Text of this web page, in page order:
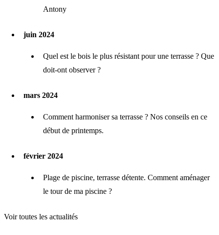
Antony
juin 2024
Quel est le bois le plus résistant pour une terrasse ? Que
doit-ont observer ?
mars 2024
Comment harmoniser sa terrasse ? Nos conseils en ce
début de printemps.
février 2024
Plage de piscine, terrasse détente. Comment aménager
le tour de ma piscine ?
Voir toutes les actualités